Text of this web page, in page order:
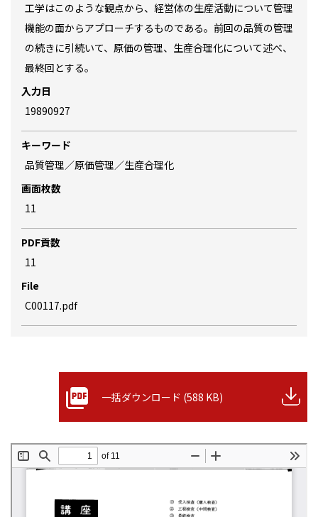
工学はこのような観点から、経営体の生産活動について管理
機能の面からアプローチするものである。前回の品質の管理
の続きに引続いて、原価の管理、生産合理化について述べ、
最終回とする。
入力日
19890927
キーワード
品質管理／原価管理／生産合理化
画面枚数
11
PDF貢数
11
File
C00117.pdf
一括ダウンロード (588 KB)